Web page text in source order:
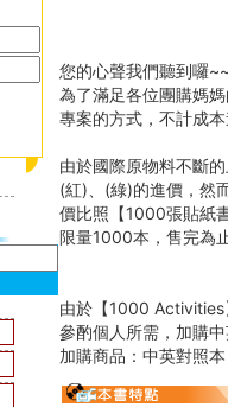
您的心聲我們聽到囉
為了滿足各位團購媽
專案的方式，不計成本
由於國際原物料不斷
(紅)、(綠)的進價，然
價比照【1000張貼紙
限量1000本，售完為止
由於【1000 Activities
參酌個人所需，加購中
加購商品：中英對照